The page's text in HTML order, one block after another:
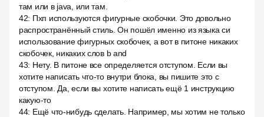
там или в java, или там.
42: Пхп используются фигурные скобочки. Это довольно
распространённый стиль. Он пошёл именно из языка си
использование фигурных скобочек, а вот в питоне никаких
скобочек, никаких слов b and
43: Нету. В питоне все определяется отступом. Если вы
хотите написать что-то внутри блока, вы пишите это с
отступом. Да, если вы хотите написать ещё 1 инструкцию
какую-то
44: Ещё что-нибудь сделать. Например, мы хотим не только